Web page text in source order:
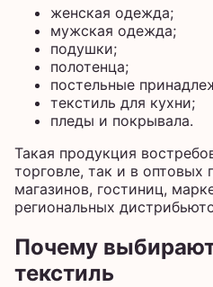
женская одежда;
мужская одежда;
подушки;
полотенца;
постельные
текстиль для кухни;
пледы и покрывала.
Такая продукция
торговле, так и в оптовых
магазинов, гостиниц,
региональных
Почему
текстиль